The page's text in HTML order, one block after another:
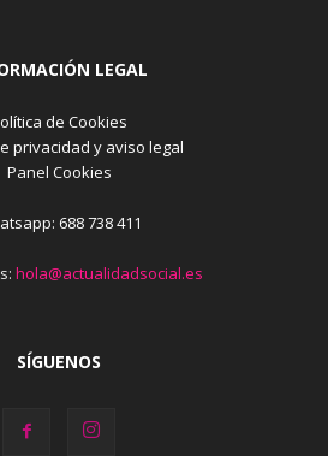
LEGAL
de Cookies
privacidad y aviso legal
Panel Cookies
688 738 411
hola@actualidadsocial.es
SÍGUENOS